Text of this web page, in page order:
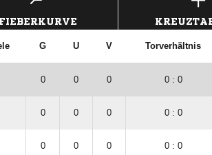
FIEBERKURVE
G U V Torverhältnis
0 0 0 0 : 0
0 0 0 0 : 0
0 0 0 0 : 0